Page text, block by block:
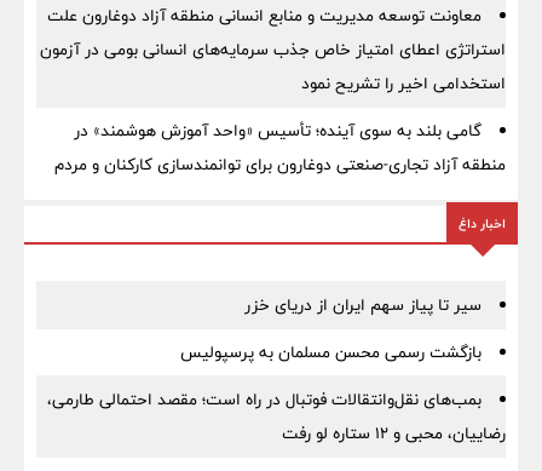
معاونت توسعه مدیریت و منابع انسانی منطقه آزاد دوغارون علت
استراتژی اعطای امتیاز خاص جذب سرمایه‌های انسانی بومی در آزمون
استخدامی اخیر را تشریح نمود
گامی بلند به سوی آینده؛ تأسیس «واحد آموزش هوشمند» در
منطقه آزاد تجاری-صنعتی دوغارون برای توانمندسازی کارکنان و مردم
اخبار داغ
سیر تا پیاز سهم ایران از دریای خزر
بازگشت رسمی محسن مسلمان به پرسپولیس
بمب‌های نقل‌وانتقالات فوتبال در راه است؛ مقصد احتمالی طارمی،
رضاییان، محبی و ۱۲ ستاره لو رفت